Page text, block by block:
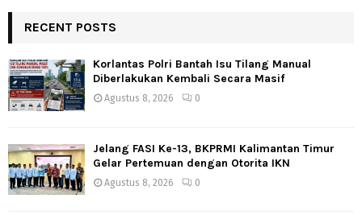
RECENT POSTS
Korlantas Polri Bantah Isu Tilang Manual
Diberlakukan Kembali Secara Masif
Agustus 8, 2026 0
Jelang FASI Ke-13, BKPRMI Kalimantan Timur
Gelar Pertemuan dengan Otorita IKN
Agustus 8, 2026 0